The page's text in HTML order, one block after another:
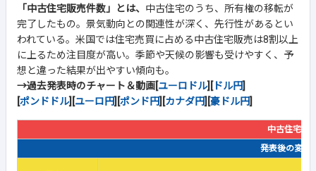
「中古住宅販売件数」とは、 中古住宅のうち、所有権の移転が
完了したもの。景気動向との関連性が深く、先行性があるとい
われている。米国では住宅売買に占める中古住宅販売は8割以上
に上るため注目度が高い。季節や天候の影響も受けやすく、予
想と違った結果が出やすい傾向も。
→過去発表時のチャート＆動画[ユーロドル][ ドル円]
[ポンドドル][ユーロ円][ポンド円][カナダ円][豪ドル円]
中古住宅販
発表後の変動